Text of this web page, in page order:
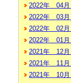
2022年 04
2022年 03
2022年 02
2022年 01
2021年 12
2021年 11
2021年 10